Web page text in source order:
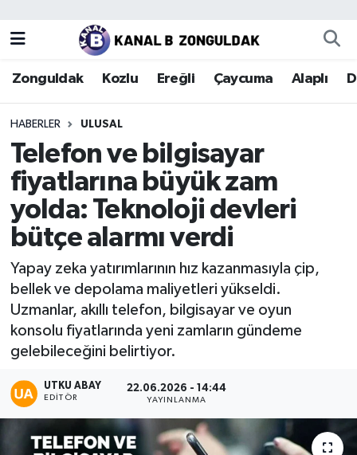
Zonguldak Kozlu Ereğli Çaycuma Alaplı
HABERLER ULUSAL
Telefon ve bilgisayar
fiyatlarına büyük zam
yolda: Teknoloji devleri
bütçe alarmı verdi
Yapay zeka yatırımlarının hız kazanmasıyla çip,
bellek ve depolama maliyetleri yükseldi.
Uzmanlar, akıllı telefon, bilgisayar ve oyun
konsolu fiyatlarında yeni zamların gündeme
gelebileceğini belirtiyor.
UTKU ABAY
EDITÖR
22.06.2026 - 14:44
YAYINLANMA
Zonguldak
Kozlu
Ereğli
Çaycuma
Alaplı
Devrek
Gökçebey
Bartın
Karabük
Spor
Zonguldak Nöbetçi Eczaneler
Zonguldak Hava Durumu
Zonguldak Trafik Yoğunluk Haritası
Puan Durumu ve Fikstür
Tüm Manşetler
Son Dakika Haberleri
Haber Arşivi